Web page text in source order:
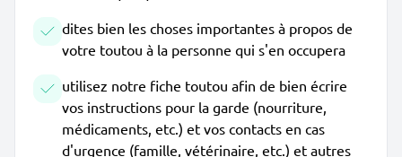
dites bien les choses importantes à propos de
votre toutou à la personne qui s'en occupera
utilisez notre fiche toutou afin de bien écrire
vos instructions pour la garde (nourriture,
médicaments, etc.) et vos contacts en cas
d'urgence (famille, vétérinaire, etc.) et autres